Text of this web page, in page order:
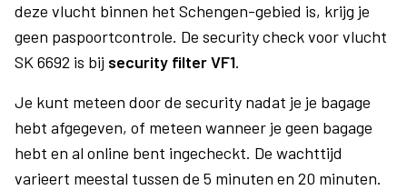
deze vlucht binnen het Schengen-gebied is, krijg je
geen paspoortcontrole. De security check voor vlucht
SK 6692 is bij security filter VF1.
Je kunt meteen door de security nadat je je bagage
hebt afgegeven, of meteen wanneer je geen bagage
hebt en al online bent ingecheckt. De wachttijd
varieert meestal tussen de 5 minuten en 20 minuten.